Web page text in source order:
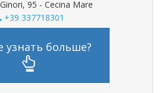
95 - Cecina Mare
+39 337718301
узнать больше?